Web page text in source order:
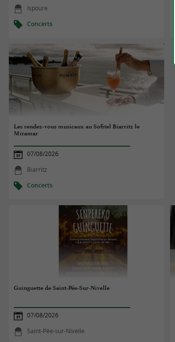
Ispoure
Concerts
Les rendez-vous musicaux au Sofitel Biarritz le
Miramar
07/08/2026
Biarritz
Concerts
Guinguette de Saint-Pée-Sur-Nivelle
07/08/2026
Saint-Pée-sur-Nivelle